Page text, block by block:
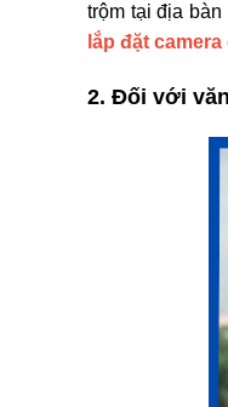
trộm tại địa
lắp đặt
2. Đối với